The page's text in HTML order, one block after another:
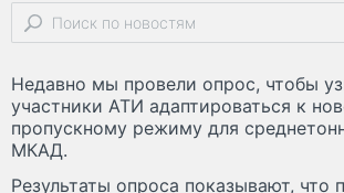
Недавно мы провели опрос, чтобы
участники АТИ адаптироваться к
пропускному режиму для
МКАД.
Результаты опроса показывают, что